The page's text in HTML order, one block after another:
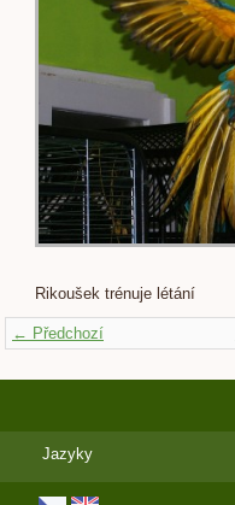
Rikoušek trénuje létání
← Předchozí
Jazyky